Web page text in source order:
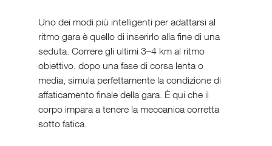
Uno dei modi più intelligenti per adattarsi al
ritmo gara è quello di inserirlo alla fine di una
seduta. Correre gli ultimi 3–4 km al ritmo
obiettivo, dopo una fase di corsa lenta o
media, simula perfettamente la condizione di
affaticamento finale della gara. È qui che il
corpo impara a tenere la meccanica corretta
sotto fatica.